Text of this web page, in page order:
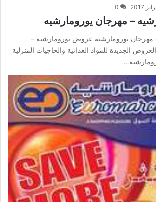
0
– مهرجان يورومارشيه
يورومارشيه عروض يورومارشيه –
الجديدة للمواد الغذائية والحاجيات المنزلية